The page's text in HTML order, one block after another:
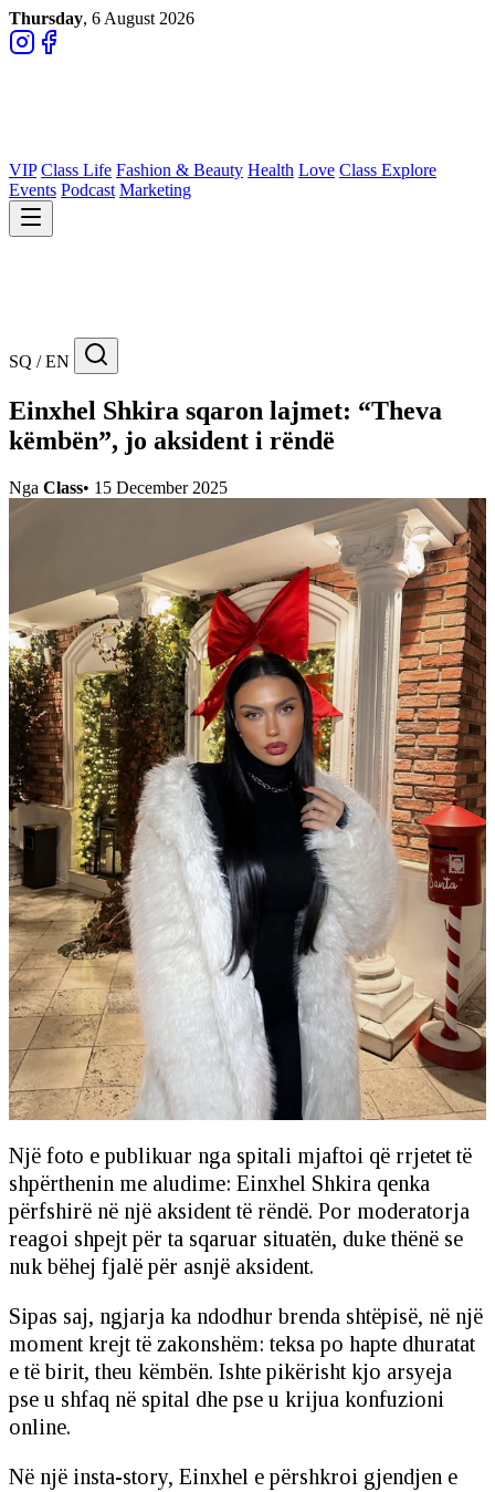
Thursday, 6 August 2026
VIP Class Life Fashion & Beauty Health Love Class Explore
Events Podcast Marketing
SQ / EN
Einxhel Shkira sqaron lajmet: “Theva
këmbën”, jo aksident i rëndë
Nga Class• 15 December 2025
Një foto e publikuar nga spitali mjaftoi që rrjetet të
shpërthenin me aludime: Einxhel Shkira qenka
përfshirë në një aksident të rëndë. Por moderatorja
reagoi shpejt për ta sqaruar situatën, duke thënë se
nuk bëhej fjalë për asnjë aksident.
Sipas saj, ngjarja ka ndodhur brenda shtëpisë, në një
moment krejt të zakonshëm: teksa po hapte dhuratat
e të birit, theu këmbën. Ishte pikërisht kjo arsyeja
pse u shfaq në spital dhe pse u krijua konfuzioni
online.
Në një insta-story, Einxhel e përshkroi gjendjen e